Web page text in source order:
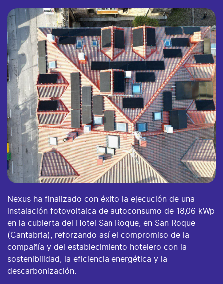
Nexus ha finalizado con éxito la ejecución de una
instalación fotovoltaica de autoconsumo de 18,06 kWp
en la cubierta del Hotel San Roque, en San Roque
(Cantabria), reforzando así el compromiso de la
compañía y del establecimiento hotelero con la
sostenibilidad, la eficiencia energética y la
descarbonización.